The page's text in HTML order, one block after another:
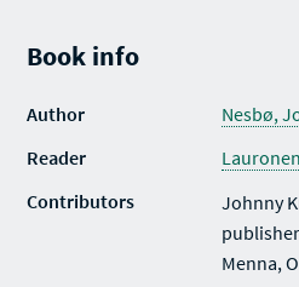
Book info
Author
Nesbø,
Reader
Contributors
Johnny
Menna,